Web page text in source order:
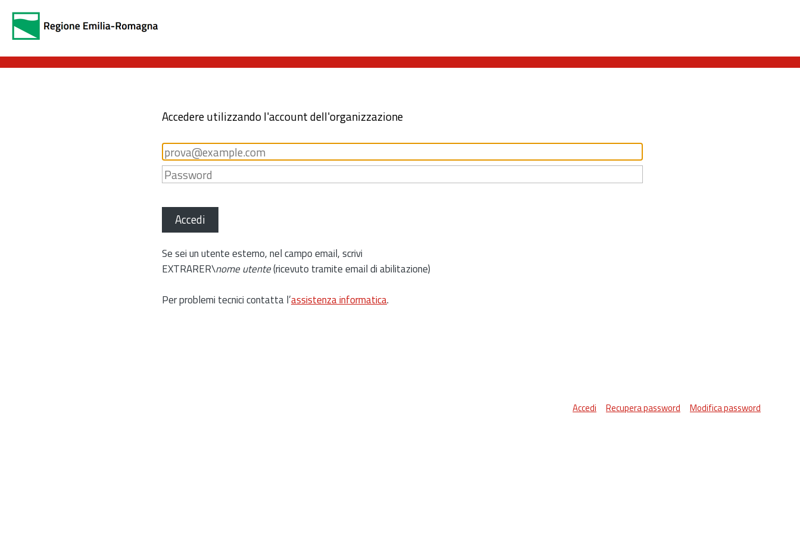
Accedere utilizzando l'account dell'organizzazione
Accedi
Se sei un utente esterno, nel campo email, scrivi
EXTRARER\nome utente(ricevuto tramite email di abilitazione)
Per problemi tecnici contatta l’assistenza informatica.
Accedi Recupera password Modifica password